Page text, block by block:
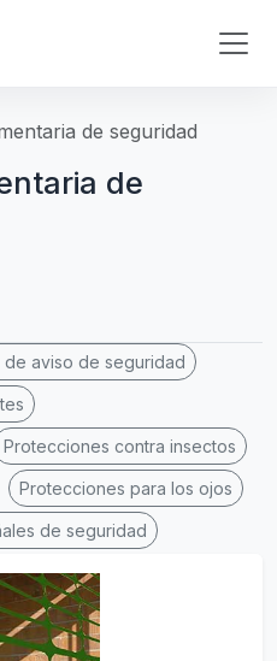
de seguridad
de
de aviso de seguridad
Protecciones contra insectos
Protecciones para los ojos
de seguridad